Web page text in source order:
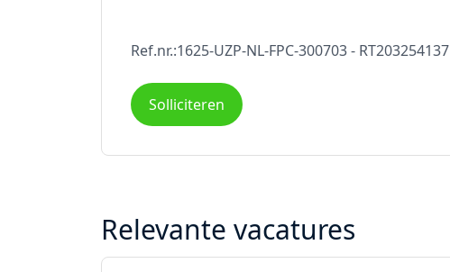
Ref.nr.:1625-UZP-NL-FPC-300703 - RT203254137
Solliciteren
Relevante vacatures